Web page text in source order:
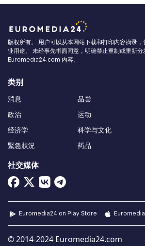
版权所有。 用户可以从本网站下载和打印内容摘录
业用途。 未经事先书面同意，明确禁止重制或重新分
Euromedia24.com 内容。
类别
消息
政治
经济学
緊急狀況
品尝
运动
科学与文化
药品
社交媒体
© 2014-2024 Euromedia24.com
Euromedia24 on Play Store